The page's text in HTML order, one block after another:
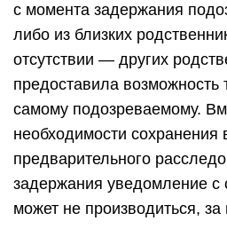
с момента задержания
либо из близких
отсутствии — других
предоставила возможность
самому подозреваемому.
необходимости сохранения
предварительного
задержания уведомление с
может не производиться,